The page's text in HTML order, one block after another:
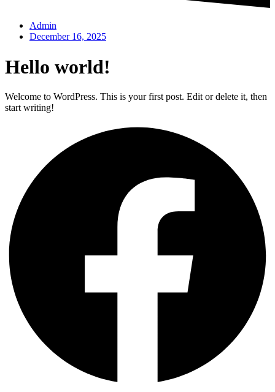
Admin
December 16, 2025
Hello world!
Welcome to WordPress. This is your first post. Edit or delete it, then
start writing!